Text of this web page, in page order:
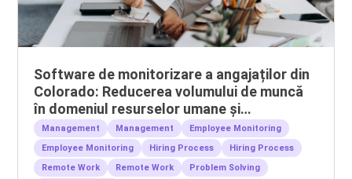
Software de monitorizare a angajaților din
Colorado: Reducerea volumului de muncă
în domeniul resurselor umane și
gestionarea echipelor la distanță
Management Management
Employee Monitoring
Employee Monitoring
Hiring Process
Hiring Process
Remote Work
Remote Work
Problem Solving